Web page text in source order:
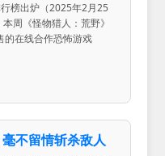
榜出炉（2025年2月25
周《怪物猎人：荒野》
的在线合作恐怖游戏
不留情斩杀敌人